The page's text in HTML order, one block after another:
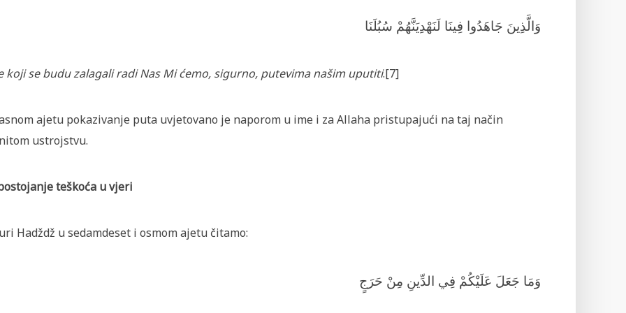
وَالَّذِينَ جَاهَدُوا فِينَا لَنَهْدِيَنَّهُمْ سُبُلَنَا
koji se budu zalagali radi Nas Mi ćemo, sigurno, putevima našim uputiti.[7]
ajetu pokazivanje puta uvjetovano je naporom u ime i za Allaha pristupajući na taj način
ustrojstvu.
teškoća u vjeri
Hadždž u sedamdeset i osmom ajetu čitamo:
وَمَا جَعَلَ عَلَيْكُمْ فِي الدِّينِ مِنْ حَرَجٍ